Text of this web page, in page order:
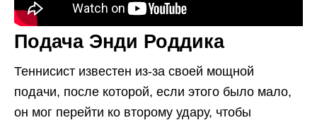
Подача Энди Роддика
Теннисист известен из-за своей мощной
подачи, после которой, если этого было мало,
он мог перейти ко второму удару, чтобы